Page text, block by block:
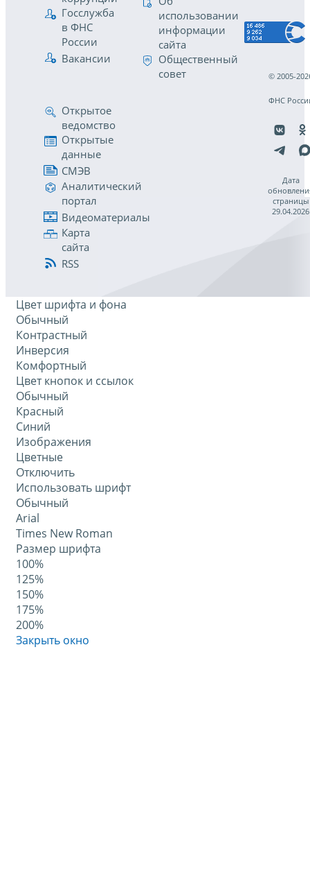
Госслужба
в ФНС
России
Вакансии
использовании
информации
сайта
Общественный
совет
Открытое
ведомство
Открытые
данные
СМЭВ
Аналитический
портал
Видеоматериалы
Карта
сайта
RSS
© 2005-
ФНС
Дата
страницы
29.04.2026
Цвет шрифта и фона
Обычный
Контрастный
Инверсия
Комфортный
Цвет кнопок и ссылок
Обычный
Красный
Синий
Изображения
Цветные
Отключить
Использовать шрифт
Обычный
Arial
Times New Roman
Размер шрифта
100%
125%
150%
175%
200%
Закрыть окно